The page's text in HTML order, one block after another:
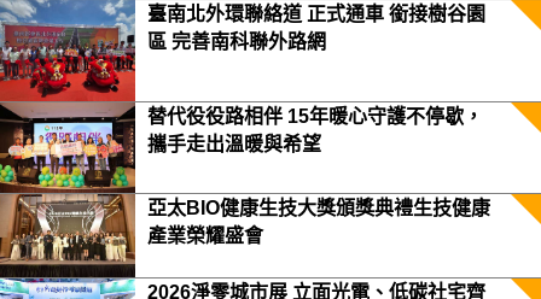
臺南北外環聯絡道 正式通車 銜接樹谷園
區 完善南科聯外路網
替代役役路相伴 15年暖心守護不停歇，
攜手走出溫暖與希望
亞太BIO健康生技大獎頒獎典禮生技健康
產業榮耀盛會
2026淨零城市展 立面光電、低碳社宅齊